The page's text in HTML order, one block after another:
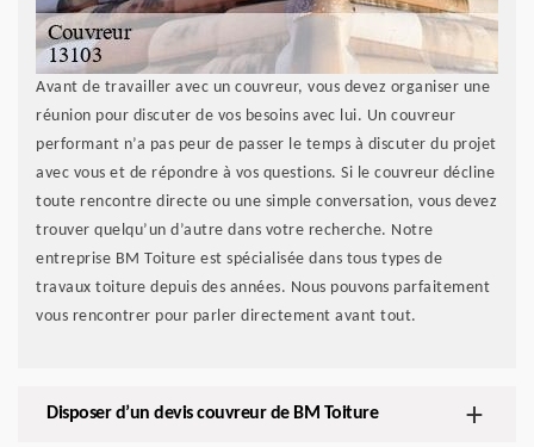
Avant de travailler avec un couvreur, vous devez organiser une
réunion pour discuter de vos besoins avec lui. Un couvreur
performant n’a pas peur de passer le temps à discuter du projet
avec vous et de répondre à vos questions. Si le couvreur décline
toute rencontre directe ou une simple conversation, vous devez
trouver quelqu’un d’autre dans votre recherche. Notre
entreprise BM Toiture est spécialisée dans tous types de
travaux toiture depuis des années. Nous pouvons parfaitement
vous rencontrer pour parler directement avant tout.
Disposer d’un devis couvreur de BM Toiture